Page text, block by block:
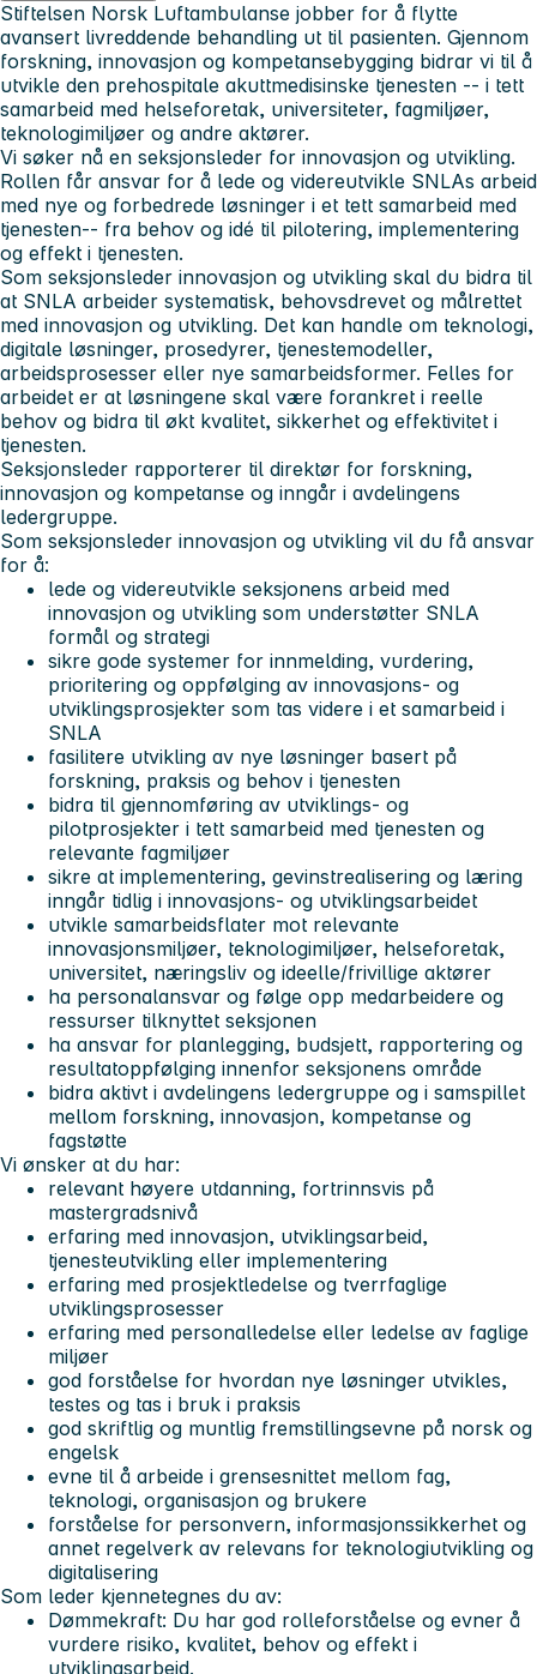
Stiftelsen Norsk Luftambulanse jobber for å flytte
avansert livreddende behandling ut til pasienten. Gjennom
forskning, innovasjon og kompetansebygging bidrar vi til å
utvikle den prehospitale akuttmedisinske tjenesten -- i tett
samarbeid med helseforetak, universiteter, fagmiljøer,
teknologimiljøer og andre aktører.
Vi søker nå en seksjonsleder for innovasjon og utvikling.
Rollen får ansvar for å lede og videreutvikle SNLAs arbeid
med nye og forbedrede løsninger i et tett samarbeid med
tjenesten-- fra behov og idé til pilotering, implementering
og effekt i tjenesten.
Som seksjonsleder innovasjon og utvikling skal du bidra til
at SNLA arbeider systematisk, behovsdrevet og målrettet
med innovasjon og utvikling. Det kan handle om teknologi,
digitale løsninger, prosedyrer, tjenestemodeller,
arbeidsprosesser eller nye samarbeidsformer. Felles for
arbeidet er at løsningene skal være forankret i reelle
behov og bidra til økt kvalitet, sikkerhet og effektivitet i
tjenesten.
Seksjonsleder rapporterer til direktør for forskning,
innovasjon og kompetanse og inngår i avdelingens
ledergruppe.
Som seksjonsleder innovasjon og utvikling vil du få ansvar
for å:
lede og videreutvikle seksjonens arbeid med
innovasjon og utvikling som understøtter SNLA
formål og strategi
sikre gode systemer for innmelding, vurdering,
prioritering og oppfølging av innovasjons- og
utviklingsprosjekter som tas videre i et samarbeid i
SNLA
fasilitere utvikling av nye løsninger basert på
forskning, praksis og behov i tjenesten
bidra til gjennomføring av utviklings- og
pilotprosjekter i tett samarbeid med tjenesten og
relevante fagmiljøer
sikre at implementering, gevinstrealisering og læring
inngår tidlig i innovasjons- og utviklingsarbeidet
utvikle samarbeidsflater mot relevante
innovasjonsmiljøer, teknologimiljøer, helseforetak,
universitet, næringsliv og ideelle/frivillige aktører
ha personalansvar og følge opp medarbeidere og
ressurser tilknyttet seksjonen
ha ansvar for planlegging, budsjett, rapportering og
resultatoppfølging innenfor seksjonens område
bidra aktivt i avdelingens ledergruppe og i samspillet
mellom forskning, innovasjon, kompetanse og
fagstøtte
Vi ønsker at du har:
relevant høyere utdanning, fortrinnsvis på
mastergradsnivå
erfaring med innovasjon, utviklingsarbeid,
tjenesteutvikling eller implementering
erfaring med prosjektledelse og tverrfaglige
utviklingsprosesser
erfaring med personalledelse eller ledelse av faglige
miljøer
god forståelse for hvordan nye løsninger utvikles,
testes og tas i bruk i praksis
god skriftlig og muntlig fremstillingsevne på norsk og
engelsk
evne til å arbeide i grensesnittet mellom fag,
teknologi, organisasjon og brukere
forståelse for personvern, informasjonssikkerhet og
annet regelverk av relevans for teknologiutvikling og
digitalisering
Som leder kjennetegnes du av:
Dømmekraft: Du har god rolleforståelse og evner å
vurdere risiko, kvalitet, behov og effekt i
utviklingsarbeid.